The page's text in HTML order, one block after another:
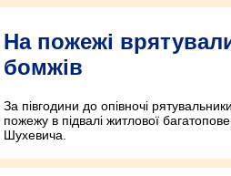
На пожежі
бомжів
За півгодини до опівночі
пожежу в підвалі житлової
Шухевича.